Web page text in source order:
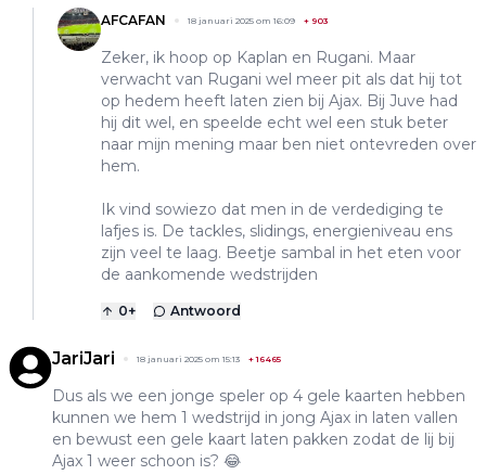
AFCAFAN 18 januari 2025 om 16:09 + 903
Zeker, ik hoop op Kaplan en Rugani. Maar
verwacht van Rugani wel meer pit als dat hij tot
op hedem heeft laten zien bij Ajax. Bij Juve had
hij dit wel, en speelde echt wel een stuk beter
naar mijn mening maar ben niet ontevreden over
hem.
Ik vind sowiezo dat men in de verdediging te
lafjes is. De tackles, slidings, energieniveau ens
zijn veel te laag. Beetje sambal in het eten voor
de aankomende wedstrijden
0+ Antwoord
JariJari 18 januari 2025 om 15:13 +16465
Dus als we een jonge speler op 4 gele kaarten hebben
kunnen we hem 1 wedstrijd in jong Ajax in laten vallen
en bewust een gele kaart laten pakken zodat de lij bij
Ajax 1 weer schoon is? 😂